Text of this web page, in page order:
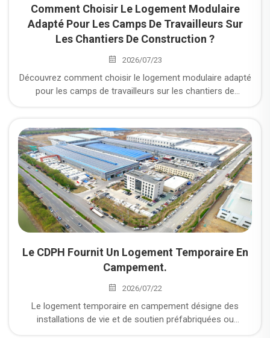
Comment Choisir Le Logement Modulaire
Adapté Pour Les Camps De Travailleurs Sur
Les Chantiers De Construction ?
2026/07/23
Découvrez comment choisir le logement modulaire adapté
pour les camps de travailleurs sur les chantiers de
normes locales et les capacités intégrées de livraison par
le fournisseur.
Le CDPH Fournit Un Logement Temporaire En
Campement.
2026/07/22
Le logement temporaire en campement désigne des
installations de vie et de soutien préfabriquées ou